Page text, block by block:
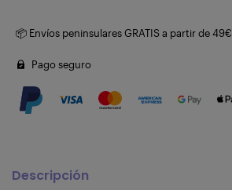
📦 Envíos peninsulares GRATIS a partir de 49€
Pago seguro
Descripción